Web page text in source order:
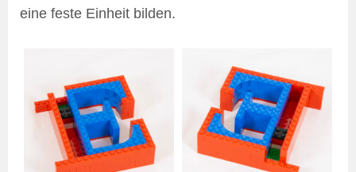
eine feste Einheit bilden.